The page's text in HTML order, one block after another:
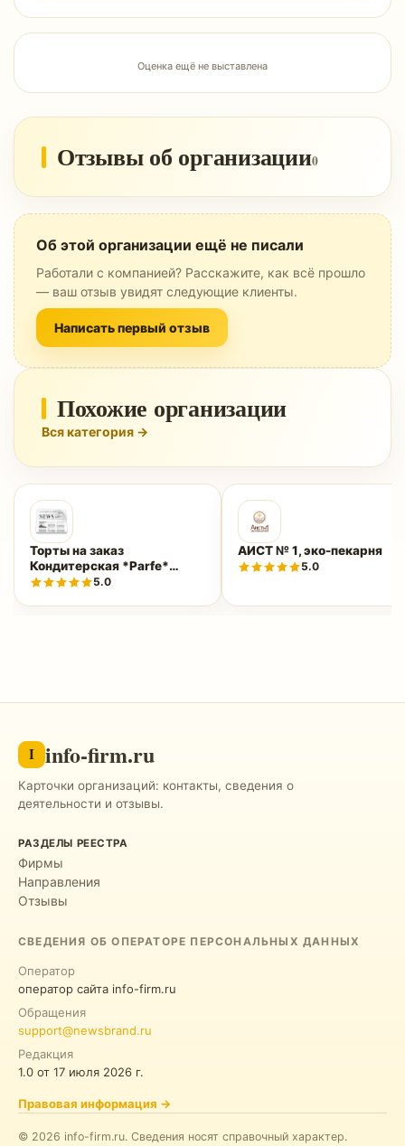
Оценка ещё не выставлена
Отзывы об организации0
Об этой организации ещё не писали
Работали с компанией? Расскажите, как всё прошло
— ваш отзыв увидят следующие клиенты.
Написать первый отзыв
Похожие организации
Вся категория →
Торты на заказ
Кондитерская *Parfe*
Петропавловск
5.0
АИСТ № 1, эко-пекарня
5.0
I info-firm.ru
Карточки организаций: контакты, сведения о
деятельности и отзывы.
РАЗДЕЛЫ РЕЕСТРА
Фирмы
Направления
Отзывы
СВЕДЕНИЯ ОБ ОПЕРАТОРЕ ПЕРСОНАЛЬНЫХ ДАННЫХ
Оператор
оператор сайта info-firm.ru
Обращения
support@newsbrand.ru
Редакция
1.0 от 17 июля 2026 г.
Правовая информация →
© 2026 info-firm.ru. Сведения носят справочный характер.